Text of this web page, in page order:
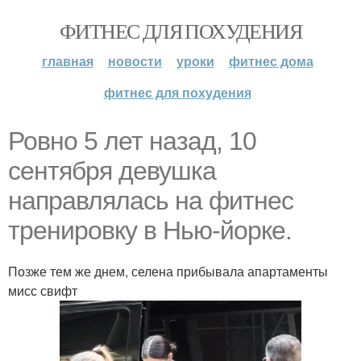
ФИТНЕС ДЛЯ ПОХУДЕНИЯ
главная новости уроки
фитнес дома
фитнес для похудения
Ровно 5 лет назад, 10
сентября девушка
направлялась на фитнес
тренировку в Нью-йорке.
Позже тем же днем, селена прибывала апартаменты
мисс свифт